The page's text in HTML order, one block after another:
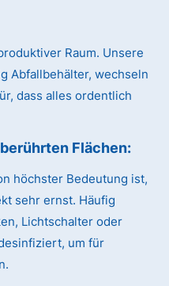
Raum. Unsere
Abfallbehälter, wechseln
dass alles ordentlich
Flächen:
höchster Bedeutung ist,
sehr ernst. Häufig
Lichtschalter oder
um für